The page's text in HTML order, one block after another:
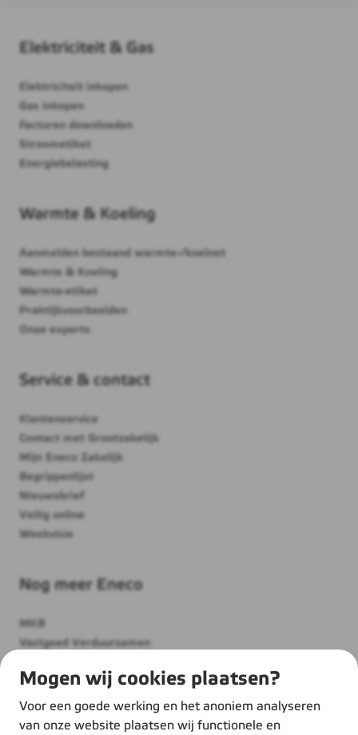
Elektriciteit & Gas
Elektriciteit inkopen
Gas inkopen
Facturen downloaden
Stroometiket
Energiebelasting
Warmte & Koeling
Aanmelden bestaand warmte-/koelnet
Warmte & Koeling
Warmte-etiket
Praktijkvoorbeelden
Onze experts
Service & contact
Klantenservice
Contact met Grootzakelijk
Mijn Eneco Zakelijk
Begrippenlijst
Nieuwsbrief
Veilig online
Weekvisie
Nog meer Eneco
MKB
Vastgoed Verduurzamen
Over ons
Werken bij Eneco
Duurzame inspiratie
Mogen wij cookies plaatsen?
Voor een goede werking en het anoniem analyseren
van onze website plaatsen wij functionele en